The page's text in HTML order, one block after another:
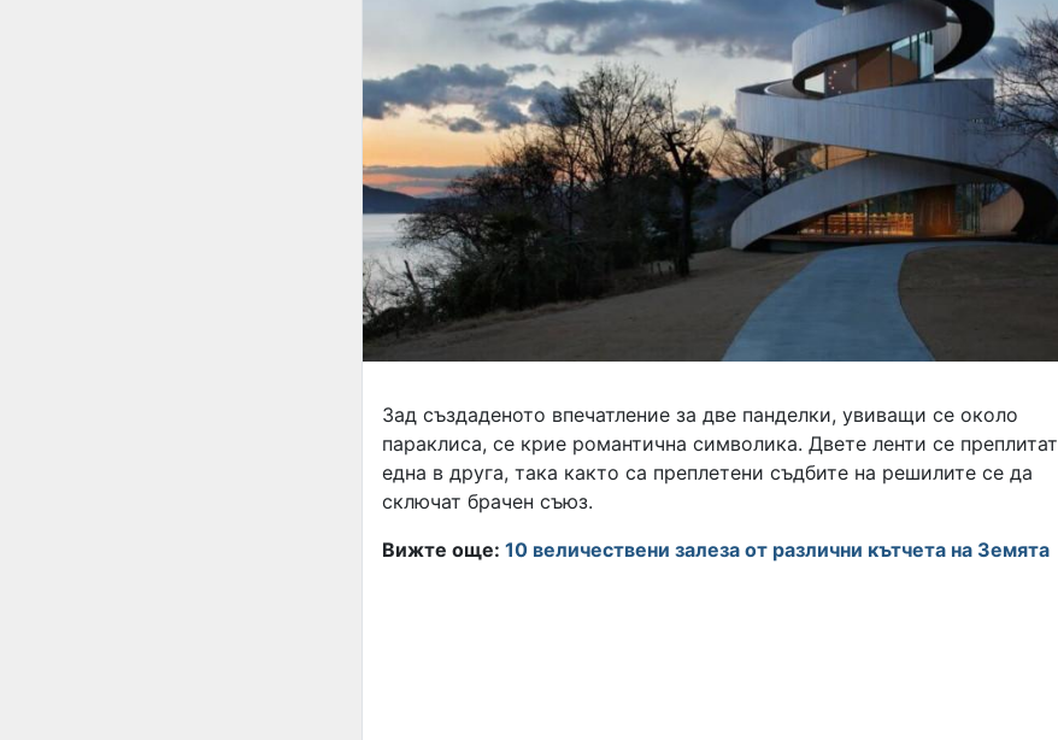
Зад създаденото впечатление за две панделки, увиващи се около
параклиса, се крие романтична символика. Двете ленти се преплитат
една в друга, така както са преплетени съдбите на решилите се да
сключат брачен съюз.
Вижте още: 10 величествени залеза от различни кътчета на Земята